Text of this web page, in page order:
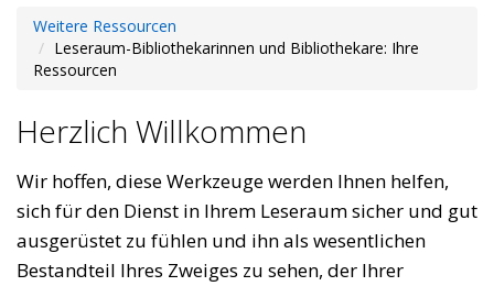
Weitere Ressourcen
Leseraum-Bibliothekarinnen und Bibliothekare: Ihre
Ressourcen
Herzlich Willkommen
Wir hoffen, diese Werkzeuge werden Ihnen helfen,
sich für den Dienst in Ihrem Leseraum sicher und gut
ausgerüstet zu fühlen und ihn als wesentlichen
Bestandteil Ihres Zweiges zu sehen, der Ihrer